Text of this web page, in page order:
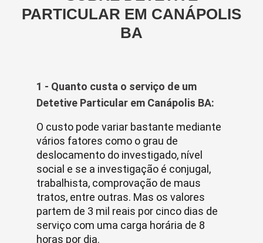
PARTICULAR EM CANÁPOLIS
BA
1 - Quanto custa o serviço de um
Detetive Particular em Canápolis BA:
O custo pode variar bastante mediante
vários fatores como o grau de
deslocamento do investigado, nível
social e se a investigação é conjugal,
trabalhista, comprovação de maus
tratos, entre outras. Mas os valores
partem de 3 mil reais por cinco dias de
serviço com uma carga horária de 8
horas por dia.